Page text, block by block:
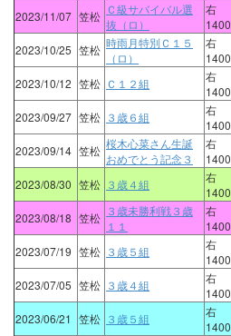
2023/11/07 笠松 Ｃ級サバイバル選
抜（ロ）
右
1400
2023/10/25 笠松 時雨月特別Ｃ１５
（ロ）
右
1400
2023/10/12 笠松 Ｃ１２組
右
1400
2023/09/27 笠松 ３歳６組
右
1400
2023/09/14 笠松 桜木心菜さん生誕
おめでとう記念３
右
1400
2023/08/30 笠松 ３歳４組
右
1400
2023/08/18 笠松 ３歳未勝利戦３歳
１１
右
1400
2023/07/19 笠松 ３歳５組
右
1400
2023/07/05 笠松 ３歳４組
右
1400
2023/06/21 笠松 ３歳５組
右
1400